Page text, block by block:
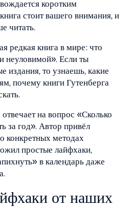
коротким
стоит вашего внимания, и
читать.
редкая книга в мире: что
неуловимой». Если ты
издания, то узнаешь, какие
почему книги Гутенберга
на вопрос «Сколько
за год». Автор привёл
о конкретных методах
простые лайфхаки,
в календарь даже
от наших